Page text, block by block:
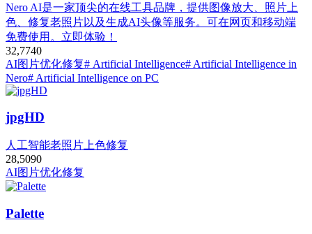
Nero AI是一家顶尖的在线工具品牌，提供图像放大、照片上
色、修复老照片以及生成AI头像等服务。可在网页和移动端
免费使用。立即体验！
32,7740
AI图片优化修复# Artificial Intelligence# Artificial Intelligence in
Nero# Artificial Intelligence on PC
jpgHD
人工智能老照片上色修复
28,5090
AI图片优化修复
Palette